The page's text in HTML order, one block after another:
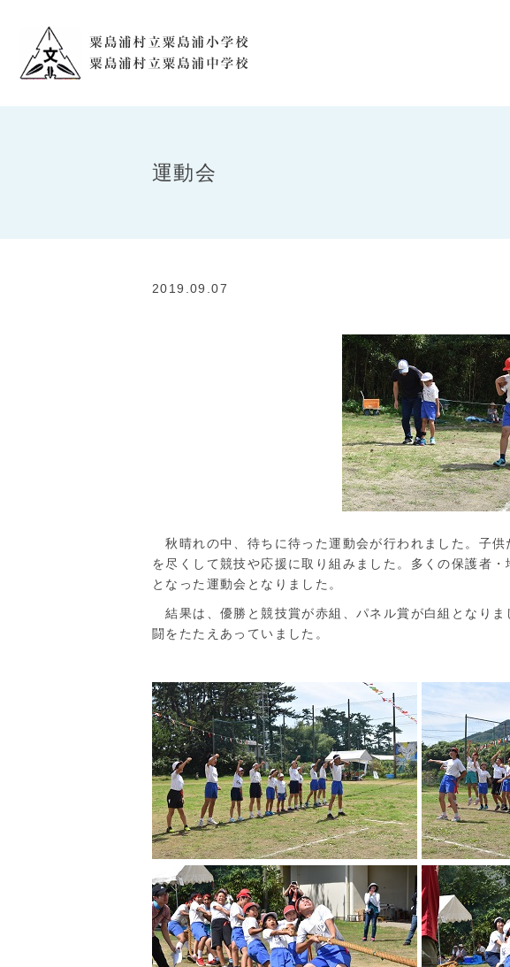
運動会
2019.09.07
秋晴れの中、待ちに待った運動会が行われました。子
を尽くして競技や応援に取り組みました。多くの保護者
となった運動会となりました。
結果は、優勝と競技賞が赤組、パネル賞が白組となり
闘をたたえあっていました。